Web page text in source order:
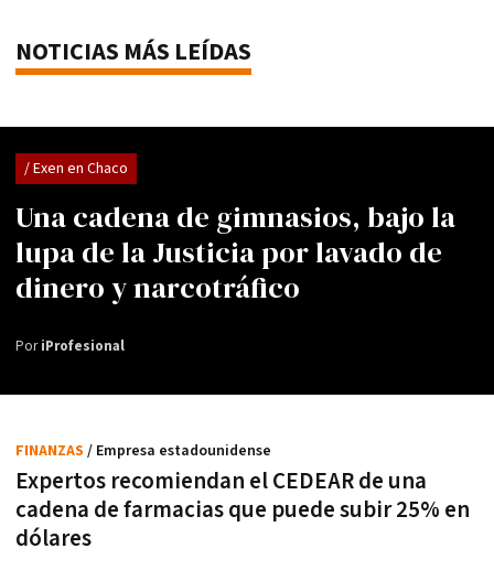
NOTICIAS MÁS LEÍDAS
Una cadena de gimnasios, bajo la
lupa de la Justicia por lavado de
dinero y narcotráfico
/ Exen en Chaco
PoriProfesional
Expertos recomiendan el CEDEAR de una
cadena de farmacias que puede subir 25% en
dólares
FINANZAS / Empresa estadounidense